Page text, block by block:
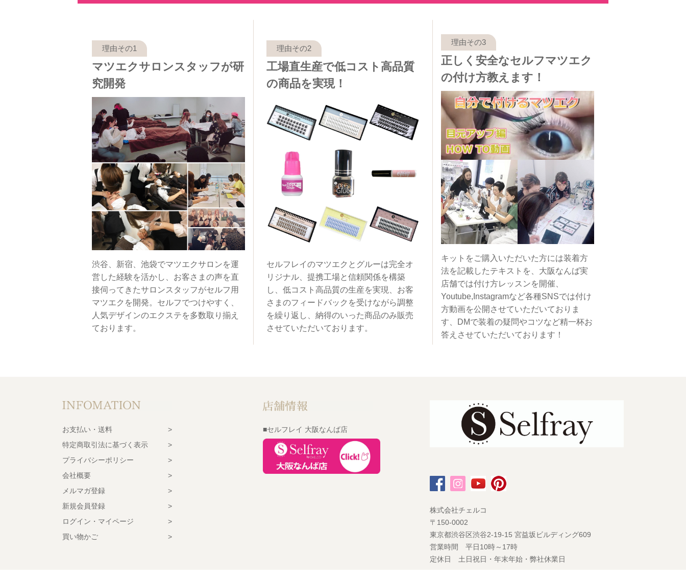
マツエクサロンスタッフが研
究開発
渋谷、新宿、池袋でマツエクサロンを運
営した経験を活かし、お客さまの声を直
接伺ってきたサロンスタッフがセルフ用
マツエクを開発。セルフでつけやすく、
人気デザインのエクステを多数取り揃え
ております。
工場直生産で低コスト高品質
の商品を実現！
セルフレイのマツエクとグルーは完全オ
リジナル、提携工場と信頼関係を構築
し、低コスト高品質の生産を実現、お客
さまのフィードバックを受けながら調整
を繰り返し、納得のいった商品のみ販売
させていただいております。
正しく安全なセルフマツエク
の付け方教えます！
キットをご購入いただいた方には装着方
法を記載したテキストを、大阪なんば実
店舗では付け方レッスンを開催、
Youtube,Instagramなど各種SNSでは付け
方動画を公開させていただいておりま
す、DMで装着の疑問やコツなど精一杯お
答えさせていただいております！
お支払い・送料
特定商取引法に基づく表示
プライバシーポリシー
会社概要
メルマガ登録
新規会員登録
ログイン・マイページ
買い物かご
■セルフレイ 大阪なんば店
株式会社チェルコ
〒150-0002
東京都渋谷区渋谷2-19-15 宮益坂ビルディング609
営業時間 平日10時～17時
定休日 土日祝日・年末年始・弊社休業日